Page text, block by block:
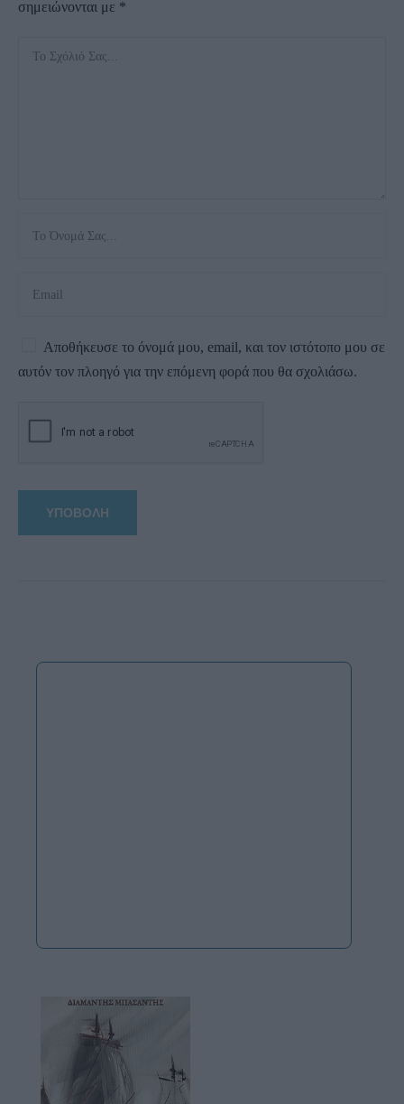
σημειώνονται με *
Αποθήκευσε το όνομά μου, email, και τον ιστότοπο μου σε
αυτόν τον πλοηγό για την επόμενη φορά που θα σχολιάσω.